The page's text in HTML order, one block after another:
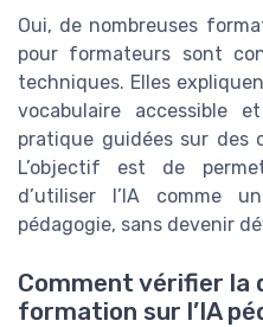
Oui, de nombreuses
pour formateurs sont
techniques. Elles
vocabulaire accessible
pratique guidées sur des
L’objectif est de
d’utiliser l’IA comme
pédagogie, sans devenir
Comment vérifier la
formation sur l’IA